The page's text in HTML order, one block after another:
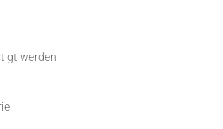
werden